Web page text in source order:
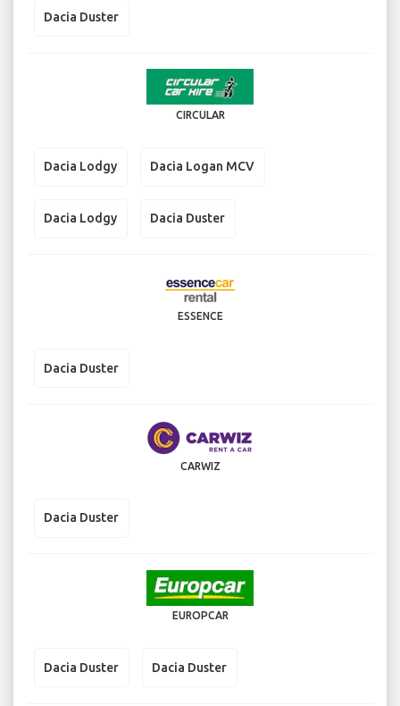
Dacia Duster
CIRCULAR
Dacia Lodgy Dacia Logan MCV
Dacia Lodgy Dacia Duster
ESSENCE
Dacia Duster
CARWIZ
Dacia Duster
EUROPCAR
Dacia Duster Dacia Duster